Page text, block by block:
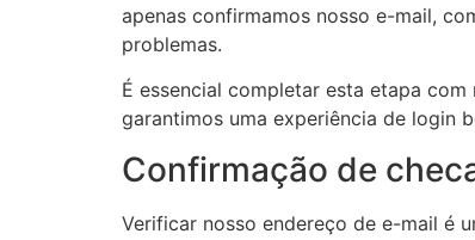
apenas confirmamos nosso e-mail,
problemas.
É essencial completar esta etapa
garantimos uma experiência de login
Confirmação de
Verificar nosso endereço de e-mail é